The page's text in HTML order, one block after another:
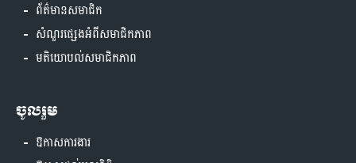
ព័ត៌មានសមាជិក
សំណួរផ្សេងអំពីសមាជិកភាព
មតិយោបល់សមាជិកភាព
ចូលរួម
ឱកាសការងារ